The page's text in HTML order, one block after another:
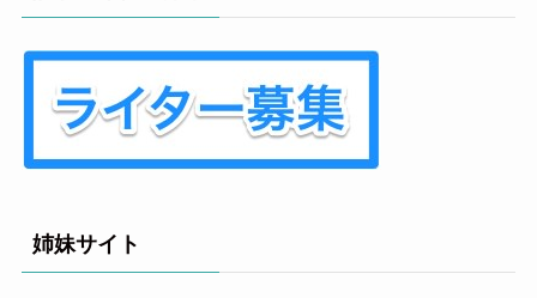
姉妹サイト